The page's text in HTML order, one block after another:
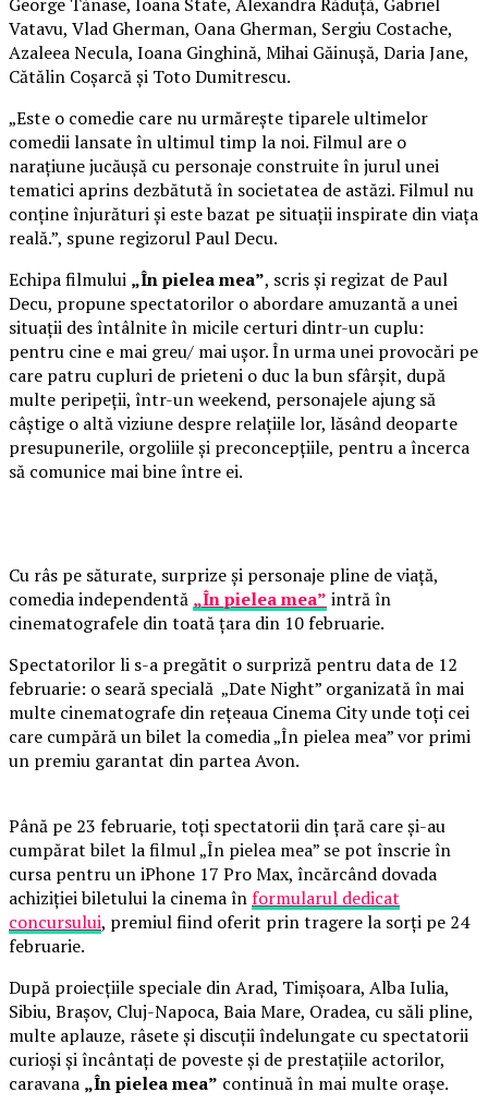
Vatavu, Vlad Gherman, Oana Gherman, Sergiu Costache,
Azaleea Necula, Ioana Ginghină, Mihai Găinușă, Daria Jane,
Cătălin Coșarcă și Toto Dumitrescu.
„Este o comedie care nu urmărește tiparele ultimelor
comedii lansate în ultimul timp la noi. Filmul are o
narațiune jucăușă cu personaje construite în jurul unei
tematici aprins dezbătută în societatea de astăzi. Filmul nu
conține înjurături și este bazat pe situații inspirate din viața
reală.”, spune regizorul Paul Decu.
Echipa filmului „În pielea mea”, scris și regizat de Paul
Decu, propune spectatorilor o abordare amuzantă a unei
situații des întâlnite în micile certuri dintr-un cuplu:
pentru cine e mai greu/ mai ușor. În urma unei provocări pe
care patru cupluri de prieteni o duc la bun sfârșit, după
multe peripeții, într-un weekend, personajele ajung să
câștige o altă viziune despre relațiile lor, lăsând deoparte
presupunerile, orgoliile și preconcepțiile, pentru a încerca
să comunice mai bine între ei.
Cu râs pe săturate, surprize și personaje pline de viață,
comedia independentă „În pielea mea” intră în
cinematografele din toată țara din 10 februarie.
Spectatorilor li s-a pregătit o surpriză pentru data de 12
februarie: o seară specială „Date Night” organizată în mai
multe cinematografe din rețeaua Cinema City unde toți cei
care cumpără un bilet la comedia „În pielea mea” vor primi
un premiu garantat din partea Avon.
Până pe 23 februarie, toți spectatorii din țară care și-au
cumpărat bilet la filmul „În pielea mea” se pot înscrie în
cursa pentru un iPhone 17 Pro Max, încărcând dovada
achiziției biletului la cinema înformularul dedicat
concursului, premiul fiind oferit prin tragere la sorți pe 24
februarie.
După proiecțiile speciale din Arad, Timișoara, Alba Iulia,
Sibiu, Brașov, Cluj-Napoca, Baia Mare, Oradea, cu săli pline,
multe aplauze, râsete și discuții îndelungate cu spectatorii
curioși și încântați de poveste și de prestațiile actorilor,
caravana „În pielea mea” continuă în mai multe orașe.